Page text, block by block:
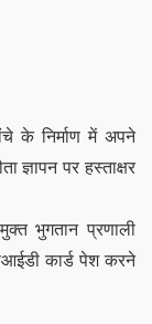
के निर्माण में अपने
पर हस्ताक्षर
भुगतान प्रणाली
कार्ड पेश करने